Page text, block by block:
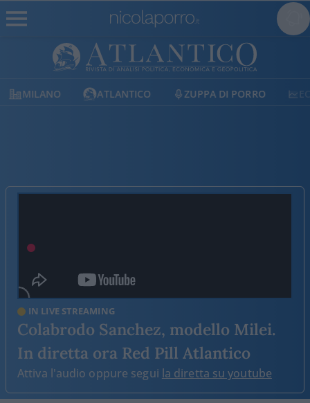
MILANO ATLANTICO ZUPPA DI PORRO
IN LIVE STREAMING
Colabrodo Sanchez, modello Milei.
In diretta ora Red Pill Atlantico
Attiva l'audio oppure segui la diretta su youtube